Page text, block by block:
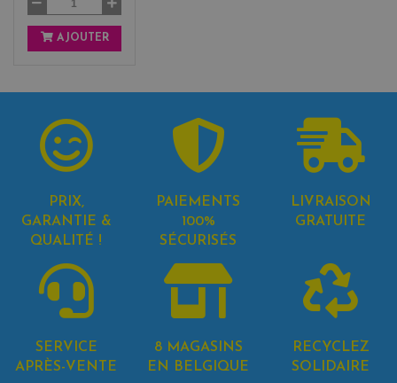
AJOUTER
PRIX,
GARANTIE &
QUALITÉ !
PAIEMENTS
100%
SÉCURISÉS
LIVRAISON
GRATUITE
SERVICE
APRÈS-VENTE
8 MAGASINS
EN BELGIQUE
RECYCLEZ
SOLIDAIRE